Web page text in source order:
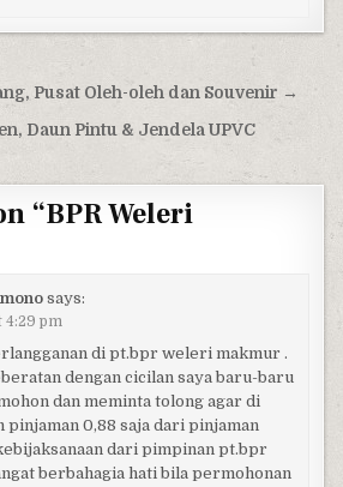
Pusat Oleh-oleh dan Souvenir →
Daun Pintu & Jendela UPVC
“BPR Weleri
says:
4:29 pm
di pt.bpr weleri makmur .
dengan cicilan saya baru-baru
dan meminta tolong agar di
0,88 saja dari pinjaman
dari pimpinan pt.bpr
berbahagia hati bila permohonan